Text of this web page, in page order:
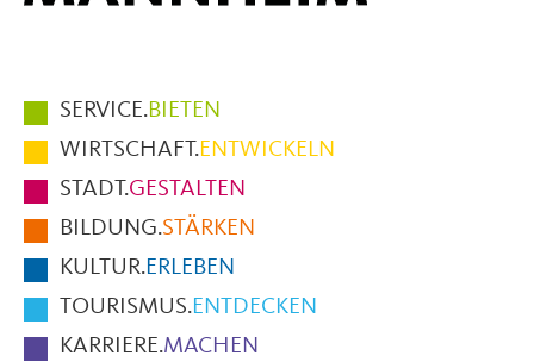
Hauptmenüpunkte
im
Fußbereich
der
Seite
SERVICE.BIETEN
WIRTSCHAFT.ENTWICKELN
STADT.GESTALTEN
BILDUNG.STÄRKEN
KULTUR.ERLEBEN
TOURISMUS.ENTDECKEN
KARRIERE.MACHEN